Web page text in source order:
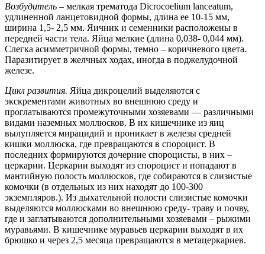
Возбудитель – мелкая трематода Dicrocoelium lanceatum,
удлиненной ланцетовидной формы, длина ее 10-15 мм,
ширина 1,5- 2,5 мм. Яичник и семенники расположены в
передней части тела. Яйца мелкие (длина 0,038- 0,044 мм).
Слегка асимметричной формы, темно – коричневого цвета.
Паразитирует в желчных ходах, иногда в поджелудочной
железе.
Цикл развития. Яйца дикроцелий выделяются с
экскрементами животных во внешнюю среду и
проглатываются промежуточными хозяевами — различными
видами наземных моллюсков. В их кишечнике из яиц
вылупляется мирацидий и проникает в железы средней
кишки моллюска, где превращаются в спороцист. В
последних формируются дочерние спороцисты, в них –
церкарии. Церкарии выходят из спороцист и попадают в
мантийную полость моллюсков, где собираются в слизистые
комочки (в отдельных из них находят до 100-300
экземпляров.). Из дыхательной полости слизистые комочки
выделяются моллюсками во внешнюю среду- траву и почву,
где и заглатываются дополнительными хозяевами – рыжими
муравьями. В кишечнике муравьев церкарии выходят в их
брюшко и через 2,5 месяца превращаются в метацеркариев.